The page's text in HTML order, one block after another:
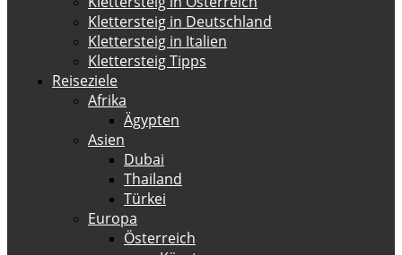
Klettersteig in Deutschland
Klettersteig in Italien
Klettersteig Tipps
Reiseziele
Afrika
Ägypten
Asien
Dubai
Thailand
Türkei
Europa
Österreich